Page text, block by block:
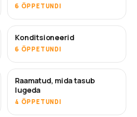
6 ÕPPETUNDI
TULEMAS
Konditsioneerid
6 ÕPPETUNDI
TULEMAS
Raamatud, mida tasub
lugeda
4 ÕPPETUNDI